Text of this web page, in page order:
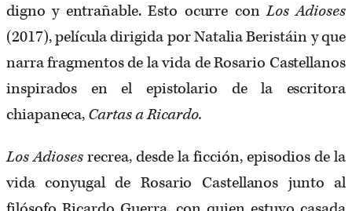
digno y entrañable. Esto ocurre conLos Adioses
(2017), película dirigida por Natalia Beristáin y que
narra fragmentos de la vida de Rosario Castellanos
inspirados en el epistolario de la escritora
chiapaneca,Cartas a Ricardo.
Los Adiosesrecrea, desde la ficción, episodios de la
vida conyugal de Rosario Castellanos junto al